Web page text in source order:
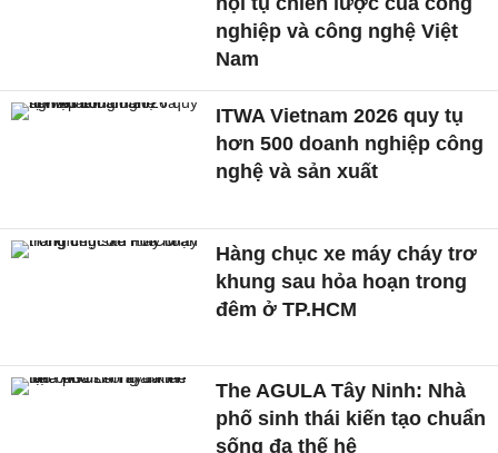
nghiệp và công nghệ Việt
Nam
ITWA Vietnam 2026 quy tụ
hơn 500 doanh nghiệp công
nghệ và sản xuất
Hàng chục xe máy cháy trơ
khung sau hỏa hoạn trong
đêm ở TP.HCM
The AGULA Tây Ninh: Nhà
phố sinh thái kiến tạo chuẩn
sống đa thế hệ